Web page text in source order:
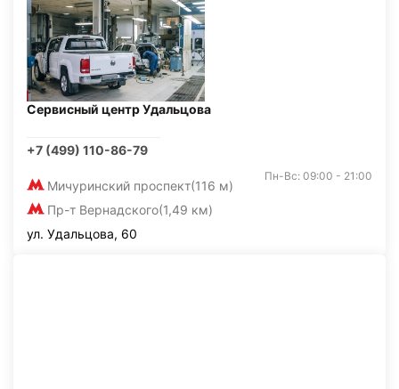
Сервисный центр Удальцова
+7 (499) 110-86-79
Мичуринский проспект(116 м)
Пр-т Вернадского(1,49 км)
Пн-Вс: 09:00 - 21:00
ул. Удальцова, 60